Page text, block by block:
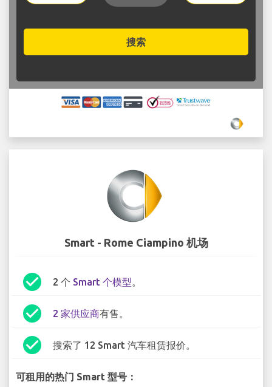
搜索
Smart - Rome Ciampino 机场
check_circle 2 个 Smart 个模型。
check_circle 2 家供应商有售。
check_circle 搜索了 12 Smart 汽车租赁报价。
可租用的热门 Smart 型号：